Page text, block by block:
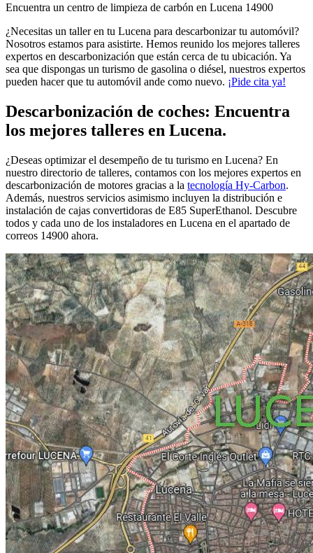
Encuentra un centro de limpieza de carbón en Lucena 14900
¿Necesitas un taller en tu Lucena para descarbonizar tu automóvil?
Nosotros estamos para asistirte. Hemos reunido los mejores talleres
expertos en descarbonización que están cerca de tu ubicación. Ya
sea que dispongas un turismo de gasolina o diésel, nuestros expertos
pueden hacer que tu automóvil ande como nuevo. ¡Pide cita ya!
Descarbonización de coches: Encuentra
los mejores talleres en Lucena.
¿Deseas optimizar el desempeño de tu turismo en Lucena? En
nuestro directorio de talleres, contamos con los mejores expertos en
descarbonización de motores gracias a la tecnología Hy-Carbon.
Además, nuestros servicios asimismo incluyen la distribución e
instalación de cajas convertidoras de E85 SuperEthanol. Descubre
todos y cada uno de los instaladores en Lucena en el apartado de
correos 14900 ahora.